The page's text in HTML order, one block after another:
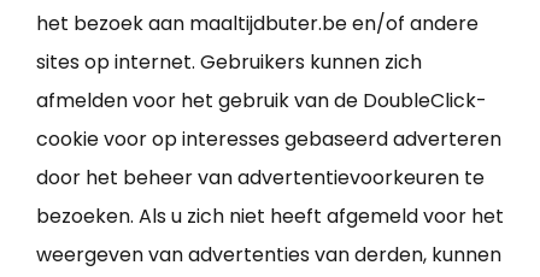
het bezoek aan maaltijdbuter.be en/of andere
sites op internet. Gebruikers kunnen zich
afmelden voor het gebruik van de DoubleClick-
cookie voor op interesses gebaseerd adverteren
door het beheer van advertentievoorkeuren te
bezoeken. Als u zich niet heeft afgemeld voor het
weergeven van advertenties van derden, kunnen